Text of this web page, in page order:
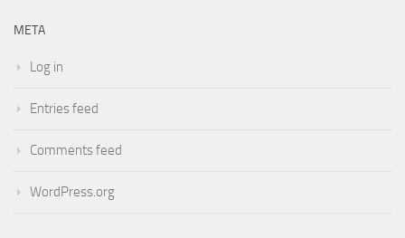
META
Log in
Entries feed
Comments feed
WordPress.org